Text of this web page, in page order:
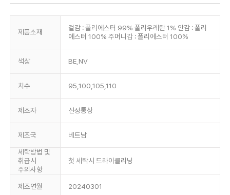
제품소재
겉감 : 폴리에스터 99% 폴리우레탄 1% 안감 : 폴리
에스터 100% 주머니감 : 폴리에스터 100%
색상 BE,NV
치수 95,100,105,110
제조자 신성통상
제조국 베트남
세탁방법 및
취급시
주의사항
첫 세탁시 드라이클리닝
제조연월 20240301